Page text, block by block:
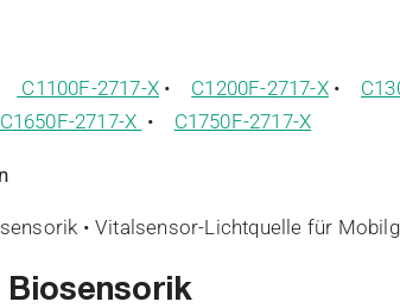
C1100F-2717-X • C1200F-2717-X•
C1650F-2717-X • C1750F-2717-X
• Vitalsensor-Lichtquelle für
Biosensorik